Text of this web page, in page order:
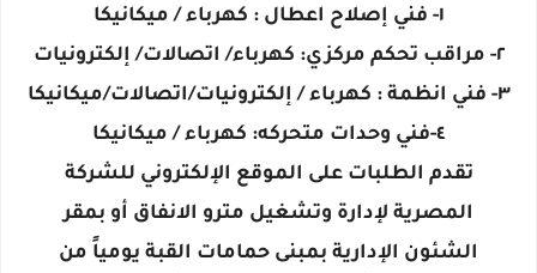
١- فني إصلاح اعطال : كهرباء / ميكانيكا
٢- مراقب تحكم مركزي: كهرباء/ اتصالات/ إلكترونيات
٣- فني انظمة : كهرباء / إلكترونيات/اتصالات/ميكانيكا
٤-فني وحدات متحركه: كهرباء / ميكانيكا
تقدم الطلبات على الموقع الإلكتروني للشركة
المصرية لإدارة وتشغيل مترو الانفاق أو بمقر
الشئون الإدارية بمبنى حمامات القبة يومياً من